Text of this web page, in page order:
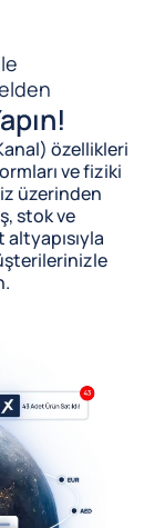
özellikleri
ve fiziki
üzerinden
stok ve